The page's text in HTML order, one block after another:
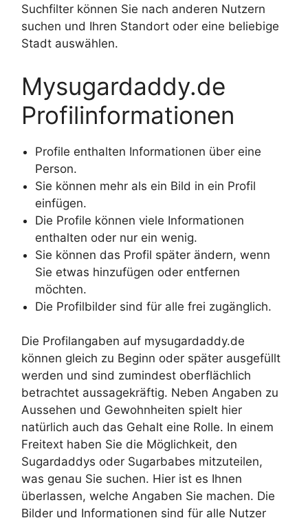
Suchfilter können Sie nach anderen Nutzern
suchen und Ihren Standort oder eine beliebige
Stadt auswählen.
Mysugardaddy.de
Profilinformationen
Profile enthalten Informationen über eine
Person.
Sie können mehr als ein Bild in ein Profil
einfügen.
Die Profile können viele Informationen
enthalten oder nur ein wenig.
Sie können das Profil später ändern, wenn
Sie etwas hinzufügen oder entfernen
möchten.
Die Profilbilder sind für alle frei zugänglich.
Die Profilangaben auf mysugardaddy.de
können gleich zu Beginn oder später ausgefüllt
werden und sind zumindest oberflächlich
betrachtet aussagekräftig. Neben Angaben zu
Aussehen und Gewohnheiten spielt hier
natürlich auch das Gehalt eine Rolle. In einem
Freitext haben Sie die Möglichkeit, den
Sugardaddys oder Sugarbabes mitzuteilen,
was genau Sie suchen. Hier ist es Ihnen
überlassen, welche Angaben Sie machen. Die
Bilder und Informationen sind für alle Nutzer